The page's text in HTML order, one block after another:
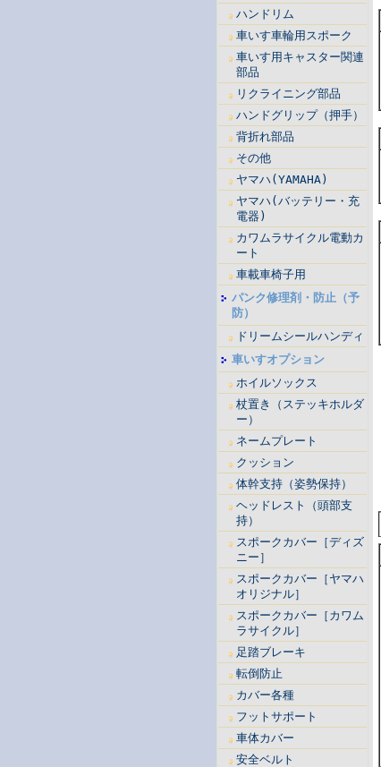
ハンドリム
車いす車輪用スポーク
車いす用キャスター関連
部品
リクライニング部品
ハンドグリップ（押手）
背折れ部品
その他
ヤマハ(YAMAHA)
ヤマハ(バッテリー・充
電器)
カワムラサイクル電動カ
ート
車載車椅子用
パンク修理剤・防止（予
防）
ドリームシールハンディ
車いすオプション
ホイルソックス
杖置き（ステッキホルダ
ー）
ネームプレート
クッション
体幹支持（姿勢保持）
ヘッドレスト（頭部支
持）
スポークカバー［ディズ
ニー］
スポークカバー［ヤマハ
オリジナル］
スポークカバー［カワム
ラサイクル］
足踏ブレーキ
転倒防止
カバー各種
フットサポート
車体カバー
安全ベルト